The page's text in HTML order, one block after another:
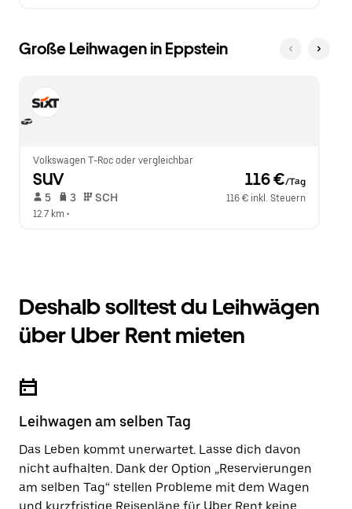
Große Leihwagen in Eppstein
Volkswagen T-Roc oder vergleichbar
SUV 116 €/Tag
5 3 SCH
116 € inkl. Steuern
12.7 km •
Deshalb solltest du Leihwägen
über Uber Rent mieten
Leihwagen am selben Tag
Das Leben kommt unerwartet. Lasse dich davon
nicht aufhalten. Dank der Option „Reservierungen
am selben Tag“ stellen Probleme mit dem Wagen